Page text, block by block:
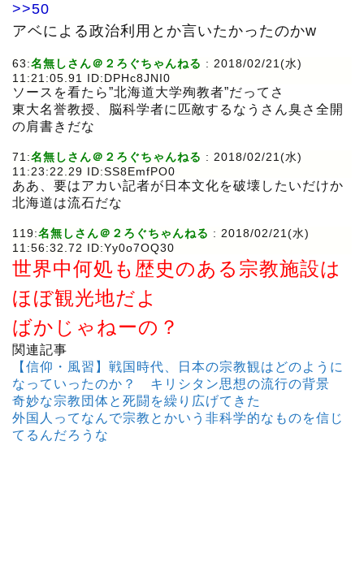
>>50
アベによる政治利用とか言いたかったのかw
63:名無しさん＠２ろぐちゃんねる : 2018/02/21(水)
11:21:05.91 ID:DPHc8JNI0
ソースを看たら”北海道大学殉教者”だってさ
東大名誉教授、脳科学者に匹敵するなうさん臭さ全開
の肩書きだな
71:名無しさん＠２ろぐちゃんねる : 2018/02/21(水)
11:23:22.29 ID:SS8EmfPO0
ああ、要はアカい記者が日本文化を破壊したいだけか
北海道は流石だな
119:名無しさん＠２ろぐちゃんねる : 2018/02/21(水)
11:56:32.72 ID:Yy0o7OQ30
世界中何処も歴史のある宗教施設は
ほぼ観光地だよ
ばかじゃねーの？
関連記事
【信仰・風習】戦国時代、日本の宗教観はどのように
なっていったのか？ キリシタン思想の流行の背景
奇妙な宗教団体と死闘を繰り広げてきた
外国人ってなんで宗教とかいう非科学的なものを信じ
てるんだろうな